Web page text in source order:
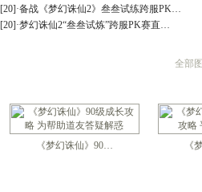
大家都来说说防骗技巧
分析：用导标棋做挖宝任务赚
如何获得幼年菜刀兔宝宝[最
圣巫抓鬼心得 封怪顺序很重要
天音60技能涅槃咒测试
合理使用收费道具(修炼丹)
关于BB化资质化悟性
[20]·备战《梦幻诛仙2》叁叁试练跨服PK…
[20]·梦幻诛仙2“叁叁试炼”跨服PK赛直…
全部
《梦幻诛仙》90… 《